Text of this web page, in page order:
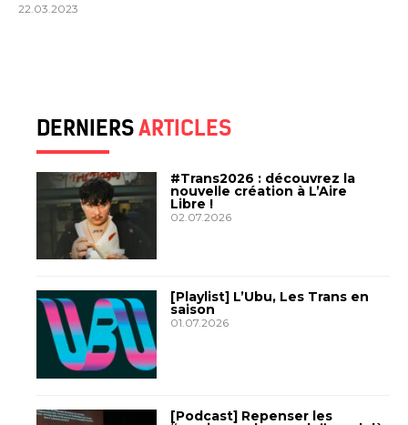
22.03.2023
DERNIERSARTICLES
#Trans2026 : découvrez la
nouvelle création à L’Aire
Libre !
02.07.2026
[Playlist] L’Ubu, Les Trans en
saison
01.07.2026
[Podcast] Repenser les